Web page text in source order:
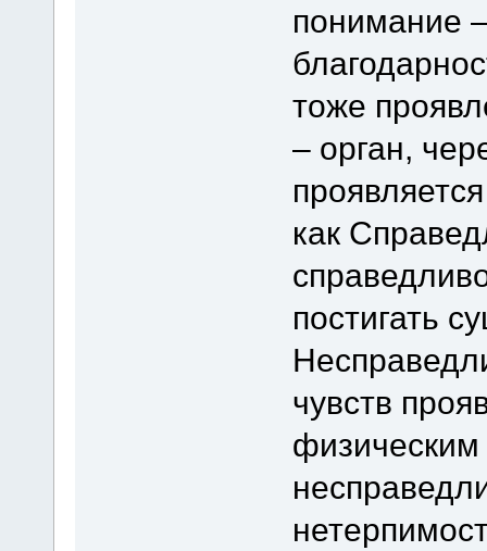
понимание
тоже
– орган,
как
постигать
чувств